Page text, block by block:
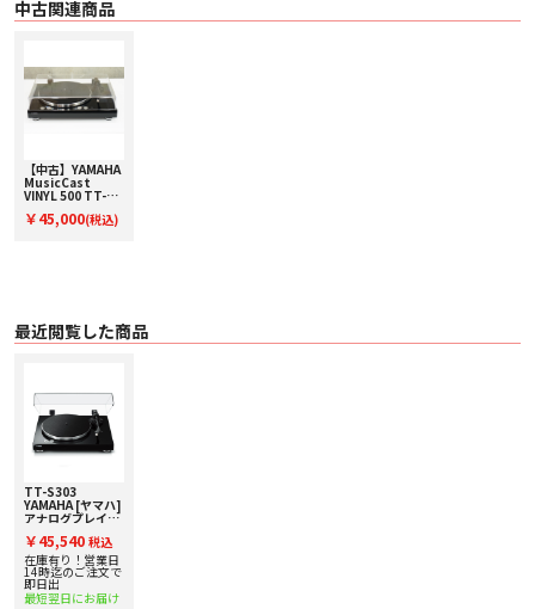
トーンアーム部
〇 オーバーハング値 19mm
〇 針圧可変範囲 0～4g
〇 適用カートリッジ質量 15.5～19g（ヘッドシェル含む）
〇 カートリッジタイプ MM型
〇 出力電圧 2.5mV (1kHz、3.54cm / sec)
〇 針圧 3.5 ± 0.5g
〇 カートリッジ質量 5.0 ± 0.3g
〇 カートリッジ高さ 17.0 ± 0.7mm
〇 待機時消費電力 0.1W
〇 外形寸法（幅×高さ×奥行） 450Wx136Hx368Dmm
取付済）、カウンターウェイト、ヘッドシェル（カートリッジ付）、EPアダプ
ター、ダストカバー、ヒンジ2ヶ、ステレオピンケーブル、ACアダプター、取
扱説明書、補足説明リーフレット
TT-S303 取扱説明書ダウンロード [3.4MB]
中古関連商品
【中古】YAMAHA
MusicCast
VINYL 500 TT-
08222】ネットワ
￥45,000(税込)
最近閲覧した商品
TT-S303
YAMAHA [ヤマハ]
アナログプレイヤ
20%アップ実施
中！
￥45,540 税込
在庫有り！営業日
14時迄のご注文で
即日出
最短翌日にお届け